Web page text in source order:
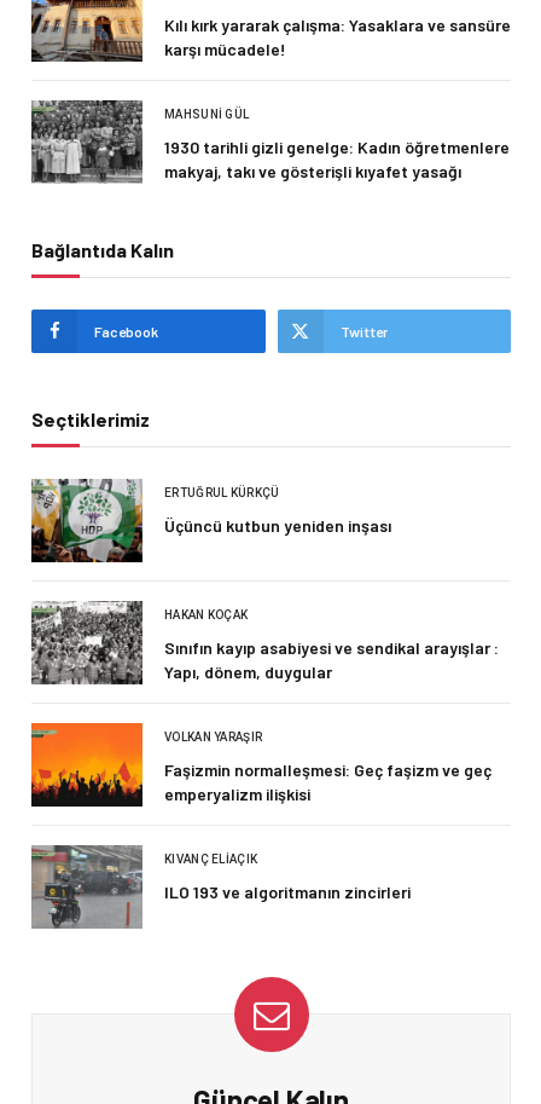
Kılı kırk yararak çalışma: Yasaklara ve sansüre
karşı mücadele!
MAHSUNI GÜL
1930 tarihli gizli genelge: Kadın öğretmenlere
makyaj, takı ve gösterişli kıyafet yasağı
Bağlantıda Kalın
Facebook Twitter
Seçtiklerimiz
ERTUĞRUL KÜRKÇÜ
Üçüncü kutbun yeniden inşası
HAKAN KOÇAK
Sınıfın kayıp asabiyesi ve sendikal arayışlar :
Yapı, dönem, duygular
VOLKAN YARAŞIR
Faşizmin normalleşmesi: Geç faşizm ve geç
emperyalizm ilişkisi
KIVANÇ ELIAÇIK
ILO 193 ve algoritmanın zincirleri